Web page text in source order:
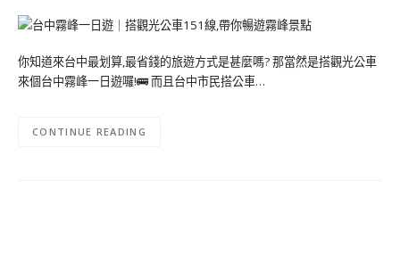
你知道來台中最划算,最省錢的旅遊方式是甚麼嗎? 那當然是搭觀光公車
來個台中霧峰一日遊囉!🚌 而且台中市民搭公車…
CONTINUE READING